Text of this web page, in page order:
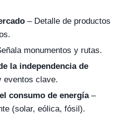
– Detalle de productos
monumentos y rutas.
la independencia de
eventos clave.
consumo de energía–
(solar, eólica, fósil).